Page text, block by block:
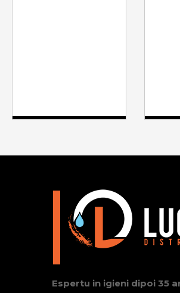
Espertu in igieni dipoi 35